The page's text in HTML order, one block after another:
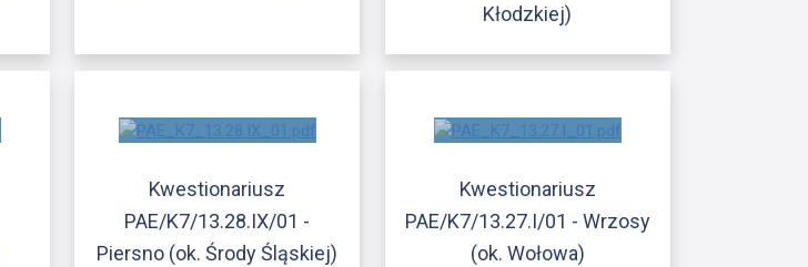
Kłodzkiej)
Kwestionariusz
PAE/K7/13.28.IX/01 -
Piersno (ok. Środy Śląskiej)
Kwestionariusz
PAE/K7/13.27.I/01 - Wrzosy
(ok. Wołowa)